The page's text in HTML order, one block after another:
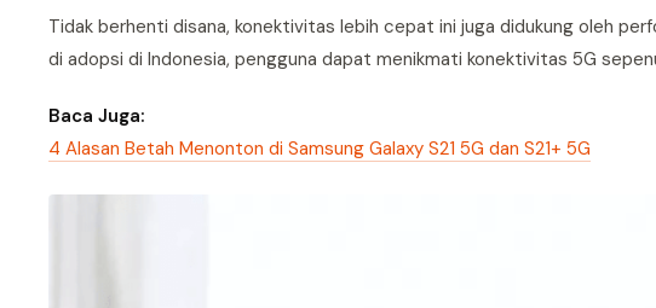
Tidak berhenti disana, konektivitas lebih cepat ini juga didukung oleh
di adopsi di Indonesia, pengguna dapat menikmati konektivitas 5G
Baca Juga:
4 Alasan Betah Menonton di Samsung Galaxy S21 5G dan S21+ 5G